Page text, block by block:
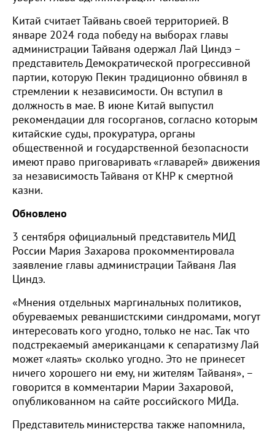
Китай считает Тайвань своей территорией. В
январе 2024 года победу на выборах главы
администрации Тайваня одержал Лай Циндэ –
представитель Демократической прогрессивной
партии, которую Пекин традиционно обвинял в
стремлении к независимости. Он вступил в
должность в мае. В июне Китай выпустил
рекомендации для госорганов, согласно которым
китайские суды, прокуратура, органы
общественной и государственной безопасности
имеют право приговаривать «главарей» движения
за независимость Тайваня от КНР к смертной
казни.
Обновлено
3 сентября официальный представитель МИД
России Мария Захарова прокомментировала
заявление главы администрации Тайваня Лая
Циндэ.
«Мнения отдельных маргинальных политиков,
обуреваемых реваншистскими синдромами, могут
интересовать кого угодно, только не нас. Так что
подстрекаемый американцами к сепаратизму Лай
может «лаять» сколько угодно. Это не принесет
ничего хорошего ни ему, ни жителям Тайваня», –
говорится в комментарии Марии Захаровой,
опубликованном на сайте российского МИДа.
Представитель министерства также напомнила,